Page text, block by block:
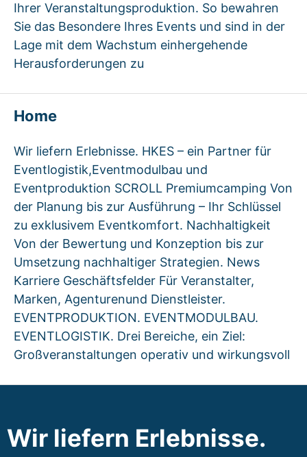
Ihrer Veranstaltungsproduktion. So bewahren
Sie das Besondere Ihres Events und sind in der
Lage mit dem Wachstum einhergehende
Herausforderungen zu
Home
Wir liefern Erlebnisse. HKES – ein Partner für
Eventlogistik,Eventmodulbau und
Eventproduktion SCROLL Premiumcamping Von
der Planung bis zur Ausführung – Ihr Schlüssel
zu exklusivem Eventkomfort. Nachhaltigkeit
Von der Bewertung und Konzeption bis zur
Umsetzung nachhaltiger Strategien. News
Karriere Geschäftsfelder Für Veranstalter,
Marken, Agenturenund Dienstleister.
EVENTPRODUKTION. EVENTMODULBAU.
EVENTLOGISTIK. Drei Bereiche, ein Ziel:
Großveranstaltungen operativ und wirkungsvoll
Wir liefern Erlebnisse.